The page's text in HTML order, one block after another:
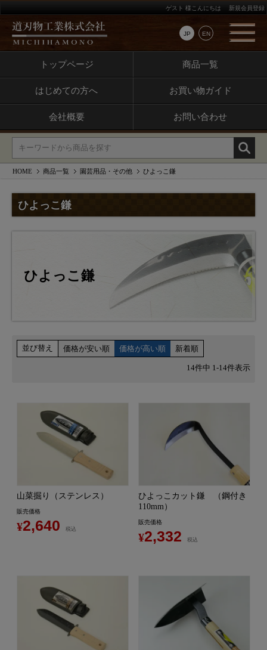
JP EN
ゲスト 様こんにちは 新規会員登録
トップページ 商品一覧
はじめての方へ お買い物ガイド
会社概要 お問い合わせ
HOME 商品一覧 園芸用品・その他 ひよっこ鎌
ひよっこ鎌
ひよっこ鎌
並び替え 価格が安い順 価格が高い順 新着順
14件中 1 -14件表示
山菜掘り（ステンレス）
販売価格
¥2,640 税込
ひよっこカット鎌 （鋼付き
110mm）
販売価格
¥2,332 税込